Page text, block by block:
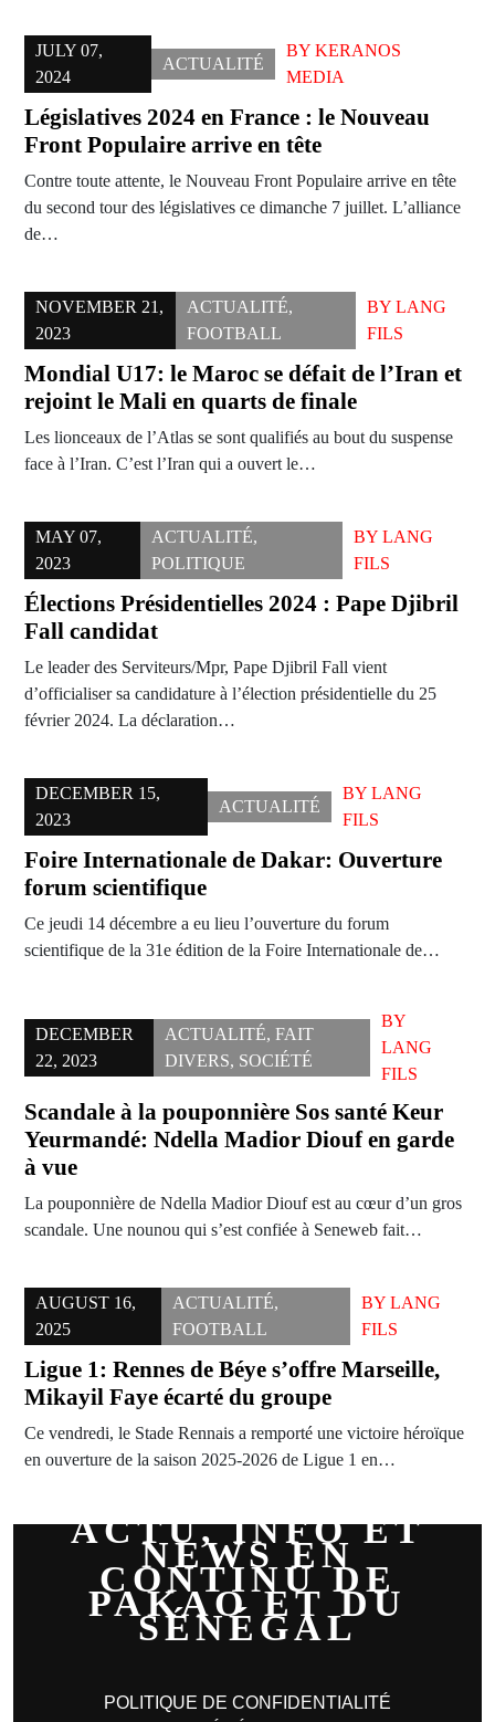
JULY 07,
2024
ACTUALITÉ
BY KERANOS
MEDIA
Législatives 2024 en France : le Nouveau
Front Populaire arrive en tête
Contre toute attente, le Nouveau Front Populaire arrive en tête
du second tour des législatives ce dimanche 7 juillet. L’alliance
de…
NOVEMBER 21,
2023
ACTUALITÉ,
FOOTBALL
BYLANG
FILS
Mondial U17: le Maroc se défait de l’Iran et
rejoint le Mali en quarts de finale
Les lionceaux de l’Atlas se sont qualifiés au bout du suspense
face à l’Iran. C’est l’Iran qui a ouvert le…
MAY 07,
2023
ACTUALITÉ,
POLITIQUE
BY LANG
FILS
Élections Présidentielles 2024 : Pape Djibril
Fall candidat
Le leader des Serviteurs/Mpr, Pape Djibril Fall vient
d’officialiser sa candidature à l’élection présidentielle du 25
février 2024. La déclaration…
DECEMBER 15,
2023
ACTUALITÉ
BY LANG
FILS
Foire Internationale de Dakar: Ouverture
forum scientifique
Ce jeudi 14 décembre a eu lieu l’ouverture du forum
scientifique de la 31e édition de la Foire Internationale de…
DECEMBER
22, 2023
ACTUALITÉ, FAIT
DIVERS, SOCIÉTÉ
BY
LANG
FILS
Scandale à la pouponnière Sos santé Keur
Yeurmandé: Ndella Madior Diouf en garde
à vue
La pouponnière de Ndella Madior Diouf est au cœur d’un gros
scandale. Une nounou qui s’est confiée à Seneweb fait…
AUGUST 16,
2025
ACTUALITÉ,
FOOTBALL
BYLANG
FILS
Ligue 1: Rennes de Béye s’offre Marseille,
Mikayil Faye écarté du groupe
Ce vendredi, le Stade Rennais a remporté une victoire héroïque
en ouverture de la saison 2025-2026 de Ligue 1 en…
ACTU, INFO ET
NEWS EN
CONTINU DE
PAKAO ET DU
SÉNÉGAL
POLITIQUE DE CONFIDENTIALITÉ